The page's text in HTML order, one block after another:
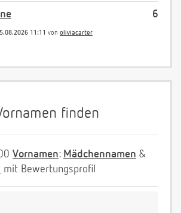
6
11:11 von oliviacarter
finden
Vornamen: Mädchennamen &
mit Bewertungsprofil